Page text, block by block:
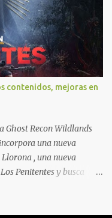
monedas virtuales y
se pueden
o en tu aplicación de Xbox
Pass. Essential también
el cual nos permitite
de la suscripción
si es que los
en camino a ser
Juegos). Pueden
contenidos, mejoras en
Ghost Recon Wildlands
una nueva
, una nueva
Penitentes y busca
por la comunidad,